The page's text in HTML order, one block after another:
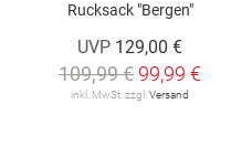
Rucksack "Bergen"
UVP 129,00 €
109,99 € 99,99 €
inkl. MwSt. zzgl. Versand